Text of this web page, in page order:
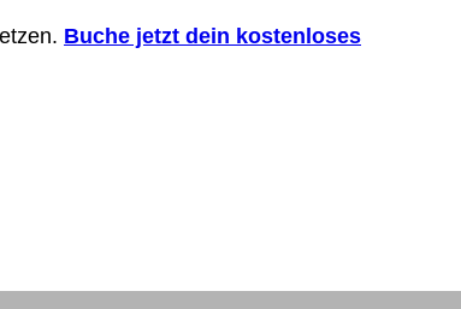
Buche jetzt dein kostenloses